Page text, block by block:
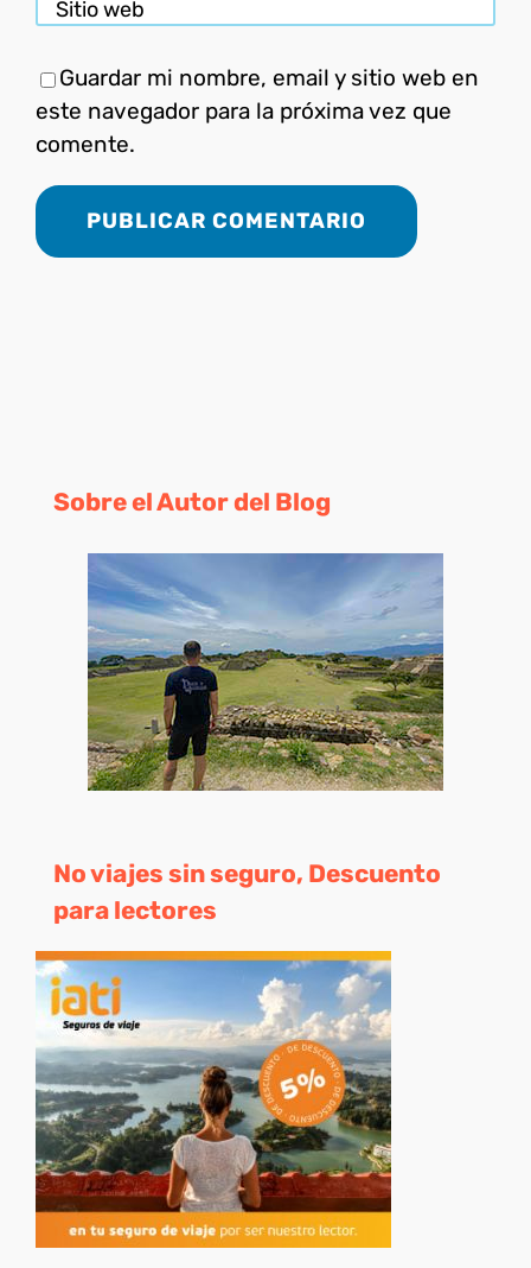
Guardar mi nombre, email y sitio web en
este navegador para la próxima vez que
comente.
Sobre el Autor del Blog
No viajes sin seguro, Descuento
para lectores